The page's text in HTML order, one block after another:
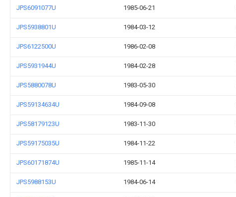
JPS6091077U 1985-06-21
JPS5938801U 1984-03-12
JPS6122500U 1986-02-08
JPS5931944U 1984-02-28
JPS5880078U 1983-05-30
JPS59134634U 1984-09-08
JPS58179123U 1983-11-30
JPS59175035U 1984-11-22
JPS60171874U 1985-11-14
JPS5988153U 1984-06-14